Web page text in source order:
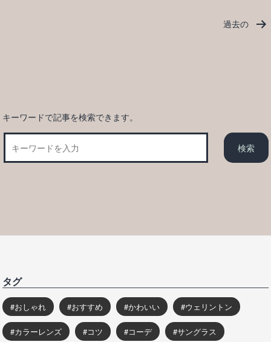
り
過去の
キーワードで記事を検索できます。
タグ
おしゃれ おすすめ かわいい ウェリントン
カラーレンズ コツ コーデ サングラス